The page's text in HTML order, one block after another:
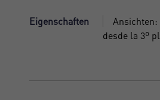
Eigenschaften
Ansichten:
desde la 3º